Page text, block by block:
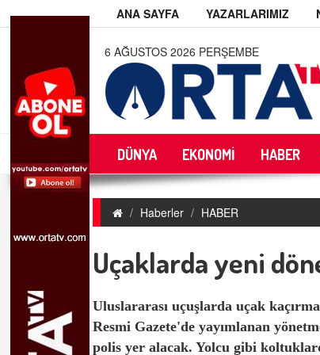
ANA SAYFA YAZARLARIMIZ
6 AĞUSTOS 2026 PERŞEMBE
DÜNYA EKONOMİ HABER
Haberler HABER
Uçaklarda yeni
Uluslararası uçuşlarda uçak
Resmi Gazete'de yayımlanan
polis yer alacak. Yolcu gibi